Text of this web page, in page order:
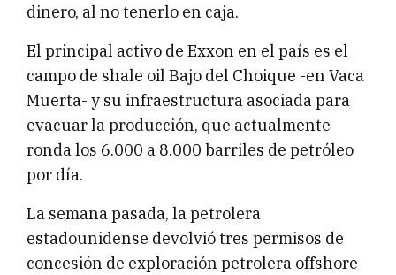
dinero, al no tenerlo en caja.
El principal activo de Exxon en el país es el
campo de shale oil Bajo del Choique -en Vaca
Muerta- y su infraestructura asociada para
evacuar la producción, que actualmente
ronda los 6.000 a 8.000 barriles de petróleo
por día.
La semana pasada, la petrolera
estadounidense devolvió tres permisos de
concesión de exploración petrolera offshore